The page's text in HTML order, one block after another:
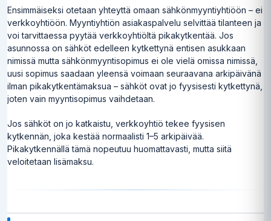
Ensimmäiseksi otetaan yhteyttä omaan sähkönmyyntiyhtiöön – ei
verkkoyhtiöön. Myyntiyhtiön asiakaspalvelu selvittää tilanteen ja
voi tarvittaessa pyytää verkkoyhtiöltä pikakytkentää. Jos
asunnossa on sähköt edelleen kytkettynä entisen asukkaan
nimissä mutta sähkönmyyntisopimus ei ole vielä omissa nimissä,
uusi sopimus saadaan yleensä voimaan seuraavana arkipäivänä
ilman pikakytkentämaksua – sähköt ovat jo fyysisesti kytkettynä,
joten vain myyntisopimus vaihdetaan.
Jos sähköt on jo katkaistu, verkkoyhtiö tekee fyysisen
kytkennän, joka kestää normaalisti 1–5 arkipäivää.
Pikakytkennällä tämä nopeutuu huomattavasti, mutta siitä
veloitetaan lisämaksu.